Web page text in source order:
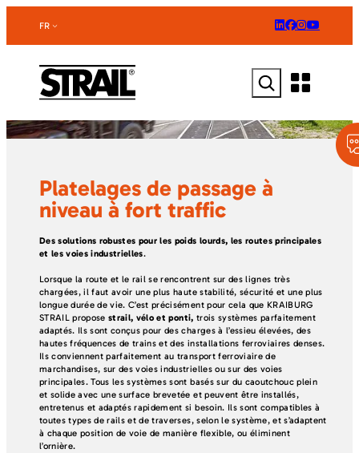
FR
Rechercher
Platelages de passage à
niveau à fort traffic
Des solutions robustes pour les poids lourds, les routes principales
et les voies industrielles.
Lorsque la route et le rail se rencontrent sur des lignes très
chargées, il faut avoir une plus haute stabilité, sécurité et une plus
longue durée de vie. C’est précisément pour cela que KRAIBURG
STRAIL proposestrail, vélo et ponti, trois systèmes parfaitement
adaptés. Ils sont conçus pour des charges à l’essieu élevées, des
hautes fréquences de trains et des installations ferroviaires denses.
Ils conviennent parfaitement au transport ferroviaire de
marchandises, sur des voies industrielles ou sur des voies
principales. Tous les systèmes sont basés sur du caoutchouc plein
et solide avec une surface brevetée et peuvent être installés,
entretenus et adaptés rapidement si besoin. Ils sont compatibles à
toutes types de rails et de traverses, selon le système, et s’adaptent
à chaque position de voie de manière flexible, ou éliminent
l’ornière.